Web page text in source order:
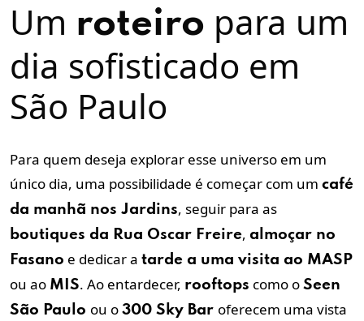
Um roteiro para um
dia sofisticado em
São Paulo
Para quem deseja explorar esse universo em um
único dia, uma possibilidade é começar com um café
da manhã nos Jardins, seguir para as
boutiques da Rua Oscar Freire, almoçar no
Fasano e dedicar a tarde a uma visita ao MASP
ou ao MIS. Ao entardecer, rooftops como o Seen
São Paulo ou o 300 Sky Bar oferecem uma vista